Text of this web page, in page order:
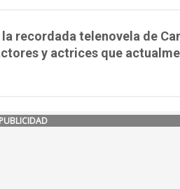
recordada telenovela de
y actrices que
PUBLICIDAD